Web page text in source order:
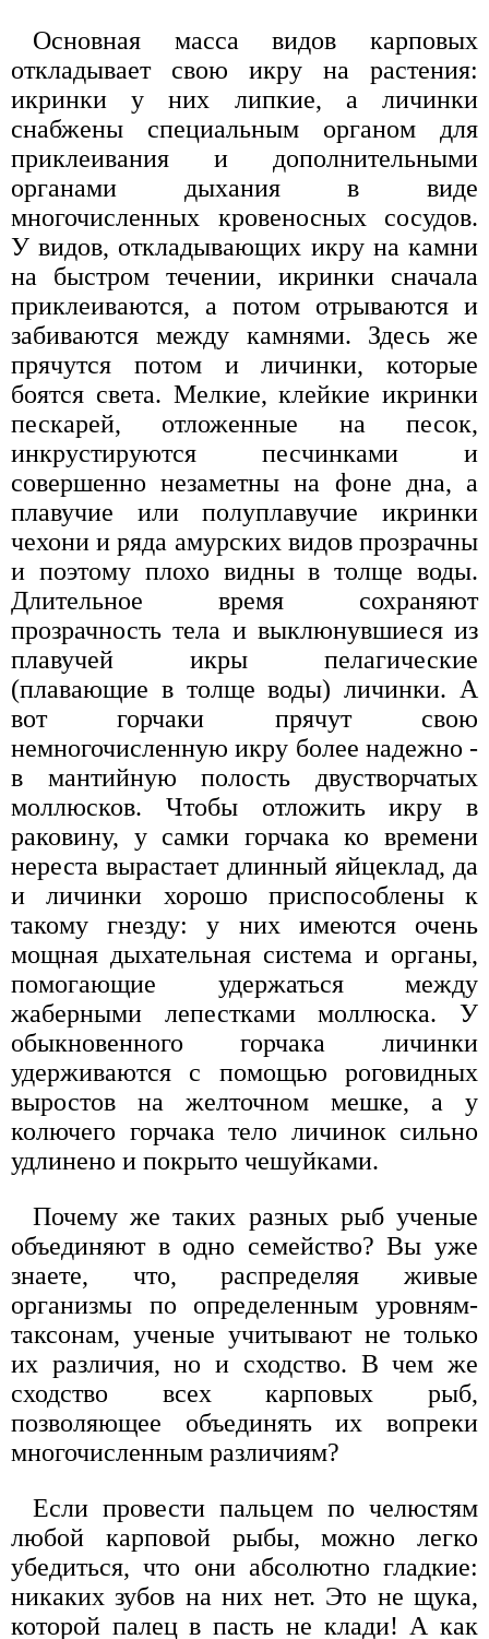
Основная масса видов карповых
откладывает свою икру на растения:
икринки у них липкие, а личинки
снабжены специальным органом для
приклеивания и дополнительными
органами дыхания в виде
многочисленных кровеносных сосудов.
У видов, откладывающих икру на камни
на быстром течении, икринки сначала
приклеиваются, а потом отрываются и
забиваются между камнями. Здесь же
прячутся потом и личинки, которые
боятся света. Мелкие, клейкие икринки
пескарей, отложенные на песок,
инкрустируются песчинками и
совершенно незаметны на фоне дна, а
плавучие или полуплавучие икринки
чехони и ряда амурских видов прозрачны
и поэтому плохо видны в толще воды.
Длительное время сохраняют
прозрачность тела и выклюнувшиеся из
плавучей икры пелагические
(плавающие в толще воды) личинки. А
вот горчаки прячут свою
немногочисленную икру более надежно -
в мантийную полость двустворчатых
моллюсков. Чтобы отложить икру в
раковину, у самки горчака ко времени
нереста вырастает длинный яйцеклад, да
и личинки хорошо приспособлены к
такому гнезду: у них имеются очень
мощная дыхательная система и органы,
помогающие удержаться между
жаберными лепестками моллюска. У
обыкновенного горчака личинки
удерживаются с помощью роговидных
выростов на желточном мешке, а у
колючего горчака тело личинок сильно
удлинено и покрыто чешуйками.
Почему же таких разных рыб ученые
объединяют в одно семейство? Вы уже
знаете, что, распределяя живые
организмы по определенным уровням-
таксонам, ученые учитывают не только
их различия, но и сходство. В чем же
сходство всех карповых рыб,
позволяющее объединять их вопреки
многочисленным различиям?
Если провести пальцем по челюстям
любой карповой рыбы, можно легко
убедиться, что они абсолютно гладкие:
никаких зубов на них нет. Это не щука,
которой палец в пасть не клади! А как